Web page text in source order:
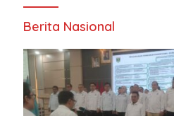
Berita Nasional